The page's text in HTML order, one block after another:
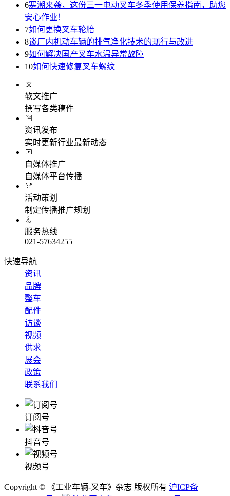
6寒潮来袭，这份三一电动叉车冬季使用保养指南，助您
安心作业！
7如何更换叉车轮胎
8谈厂内机动车辆的排气净化技术的现行与改进
9如何解决国产叉车水温异常故障
10如何快速修复叉车螺纹
软文推广
撰写各类稿件
资讯发布
实时更新行业最新动态
自媒体推广
自媒体平台传播
活动策划
制定传播推广规划
服务热线
021-57634255
快速导航
资讯
品牌
整车
配件
访谈
视频
供求
展会
政策
联系我们
订阅号
抖音号
视频号
Copyright © 《工业车辆-叉车》杂志 版权所有 沪ICP备